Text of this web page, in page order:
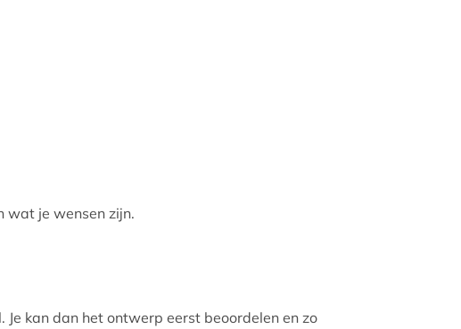
wat je wensen zijn.
kan dan het ontwerp eerst beoordelen en zo